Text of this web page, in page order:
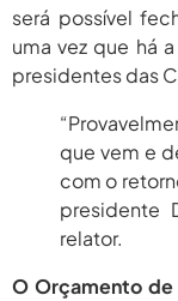
será possível
uma vez que há
presidentes das
que vem e
com o
presidente
relator.
O Orçamento